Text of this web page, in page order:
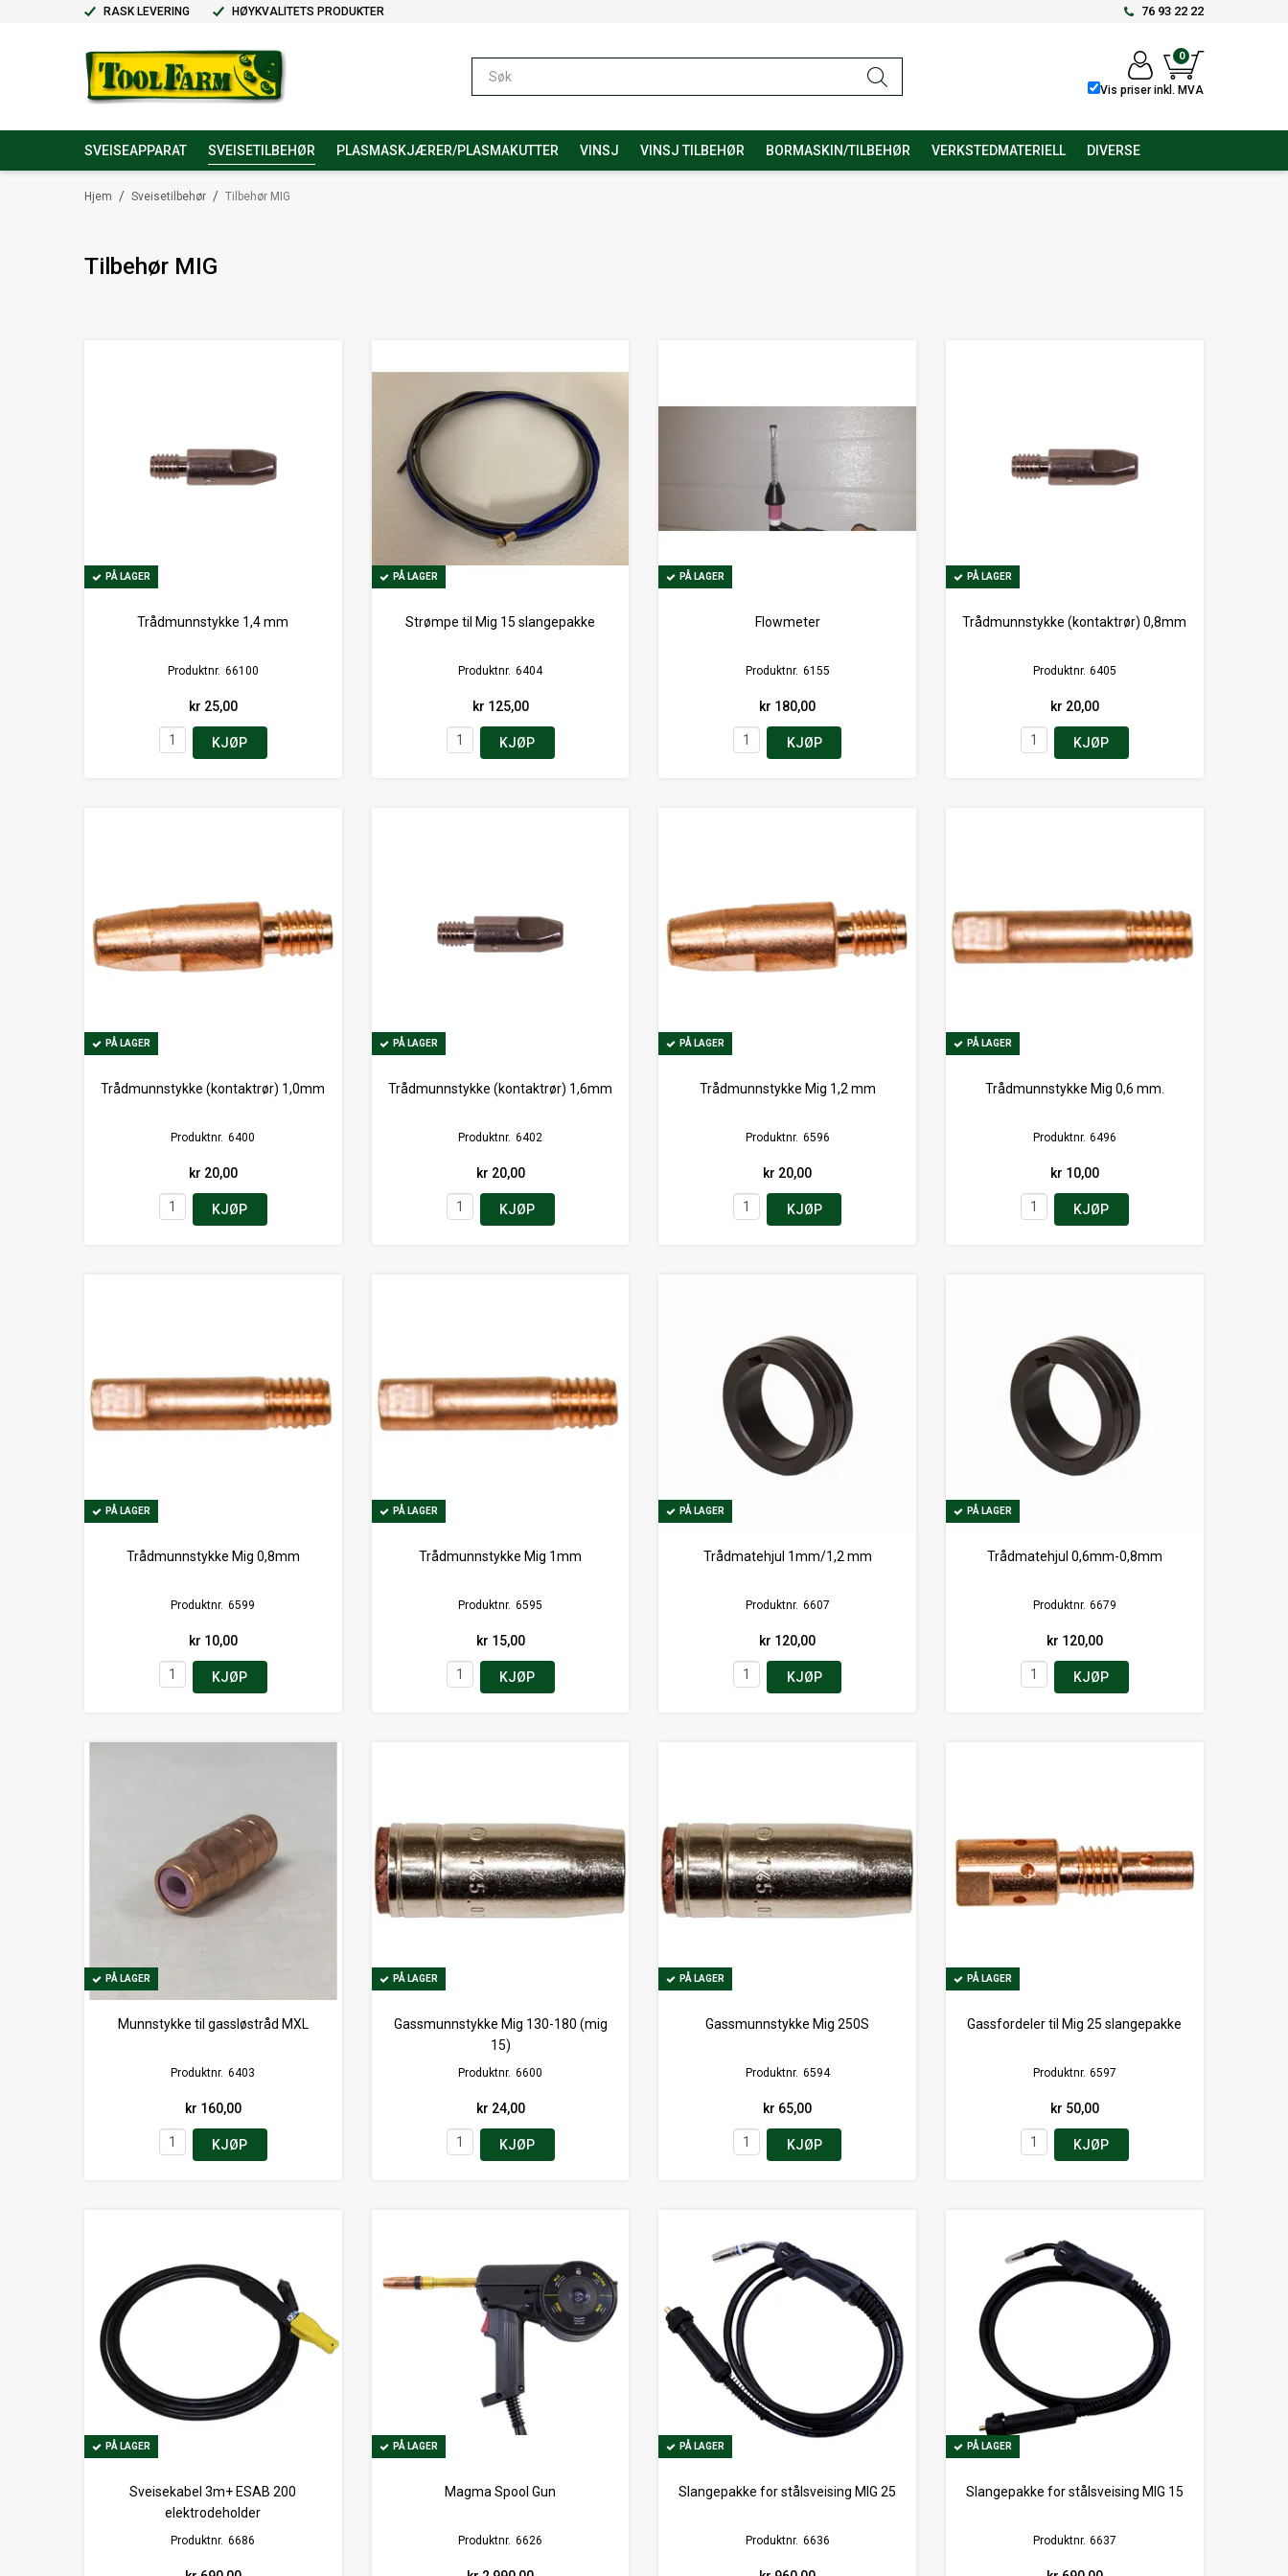
RASK LEVERING HØYKVALITETS PRODUKTER 76 93 22 22
0
Vis priser inkl. MVA
SVEISEAPPARAT SVEISETILBEHØR PLASMASKJÆRER/PLASMAKUTTER VINSJ VINSJ TILBEHØR BORMASKIN/TILBEHØR VERKSTEDMATERIELL DIVERSE
/
Hjem /
Sveisetilbehør Tilbehør MIG
Tilbehør MIG
PÅ LAGER
PÅ LAGER
Trådmunnstykke 1,4 mm
Produktnr. 66100
kr 25,00
KJØP
PÅ LAGER
PÅ LAGER
Strømpe til Mig 15 slangepakke
Produktnr. 6404
kr 125,00
KJØP
PÅ LAGER
PÅ LAGER
Flowmeter
Produktnr. 6155
kr 180,00
KJØP
PÅ LAGER
PÅ LAGER
Trådmunnstykke (kontaktrør) 0,8mm
Produktnr. 6405
kr 20,00
KJØP
PÅ LAGER
PÅ LAGER
Trådmunnstykke (kontaktrør) 1,0mm
Produktnr. 6400
kr 20,00
KJØP
PÅ LAGER
PÅ LAGER
Trådmunnstykke (kontaktrør) 1,6mm
Produktnr. 6402
kr 20,00
KJØP
PÅ LAGER
PÅ LAGER
Trådmunnstykke Mig 1,2 mm
Produktnr. 6596
kr 20,00
KJØP
PÅ LAGER
PÅ LAGER
Trådmunnstykke Mig 0,6 mm.
Produktnr. 6496
kr 10,00
KJØP
PÅ LAGER
PÅ LAGER
Trådmunnstykke Mig 0,8mm
Produktnr. 6599
kr 10,00
KJØP
PÅ LAGER
PÅ LAGER
Trådmunnstykke Mig 1mm
Produktnr. 6595
kr 15,00
KJØP
PÅ LAGER
PÅ LAGER
Trådmatehjul 1mm/1,2 mm
Produktnr. 6607
kr 120,00
KJØP
PÅ LAGER
PÅ LAGER
Trådmatehjul 0,6mm-0,8mm
Produktnr. 6679
kr 120,00
KJØP
PÅ LAGER
PÅ LAGER
Munnstykke til gassløstråd MXL
Produktnr. 6403
kr 160,00
KJØP
PÅ LAGER
PÅ LAGER
Gassmunnstykke Mig 130-180 (mig
15)
Produktnr. 6600
kr 24,00
KJØP
PÅ LAGER
PÅ LAGER
Gassmunnstykke Mig 250S
Produktnr. 6594
kr 65,00
KJØP
PÅ LAGER
PÅ LAGER
Gassfordeler til Mig 25 slangepakke
Produktnr. 6597
kr 50,00
KJØP
PÅ LAGER
PÅ LAGER
Sveisekabel 3m+ ESAB 200
elektrodeholder
Produktnr. 6686
PÅ LAGER
PÅ LAGER
Magma Spool Gun
Produktnr. 6626
PÅ LAGER
PÅ LAGER
Slangepakke for stålsveising MIG 25
Produktnr. 6636
PÅ LAGER
PÅ LAGER
Slangepakke for stålsveising MIG 15
Produktnr. 6637